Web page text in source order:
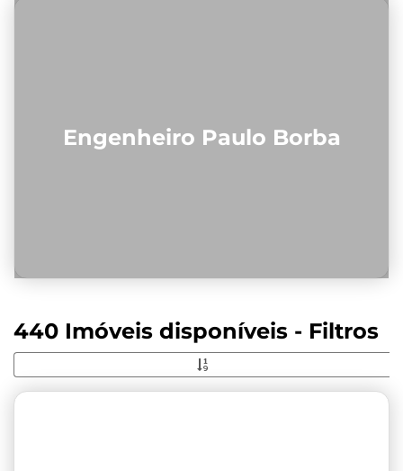
Engenheiro Paulo Borba
440 Imóveis disponíveis - Filtros